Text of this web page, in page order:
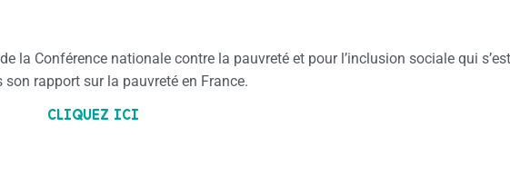
la Conférence nationale contre la pauvreté et pour l’inclusion sociale qui
rapport sur la pauvreté en France.
CLIQUEZ ICI